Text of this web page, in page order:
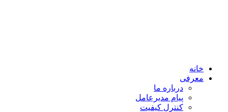
خانه
معرفی
درباره ما
پیام مدیرعامل
کنترل کیفیت